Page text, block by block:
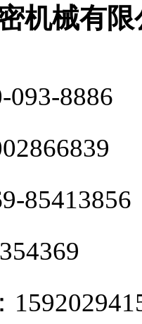
机械有限
093-8886
85413856